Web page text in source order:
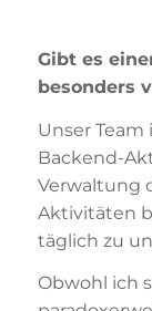
Gibt es
besonders
Unser
Backend-
Verwaltung
Aktivitäten
täglich zu
Obwohl ich